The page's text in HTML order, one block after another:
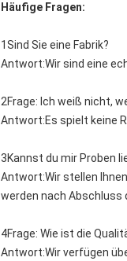
Häufige Fragen:
1Sind Sie eine Fabrik?
Antwort:Wir sind eine
2Frage: Ich weiß nicht,
Antwort:Es spielt keine
3Kannst du mir Proben
Antwort:Wir stellen
werden nach
4Frage: Wie ist die
Antwort:Wir verfügen